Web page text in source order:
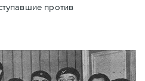
против